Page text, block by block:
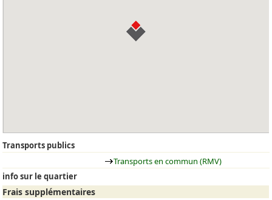
Transports publics
Transports en commun (RMV)
info sur le quartier
Frais supplémentaires